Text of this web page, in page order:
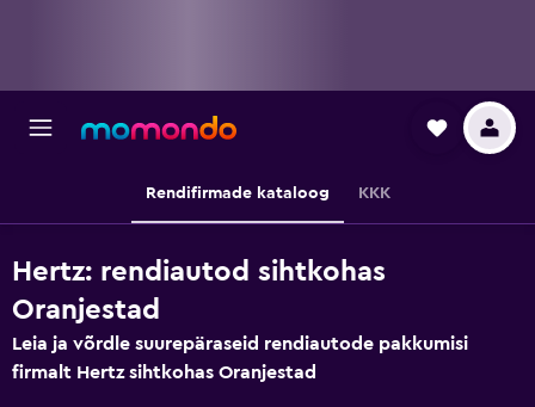
Rendifirmade kataloog KKK
Hertz: rendiautod sihtkohas
Oranjestad
Leia ja võrdle suurepäraseid rendiautode pakkumisi
firmalt Hertz sihtkohas Oranjestad